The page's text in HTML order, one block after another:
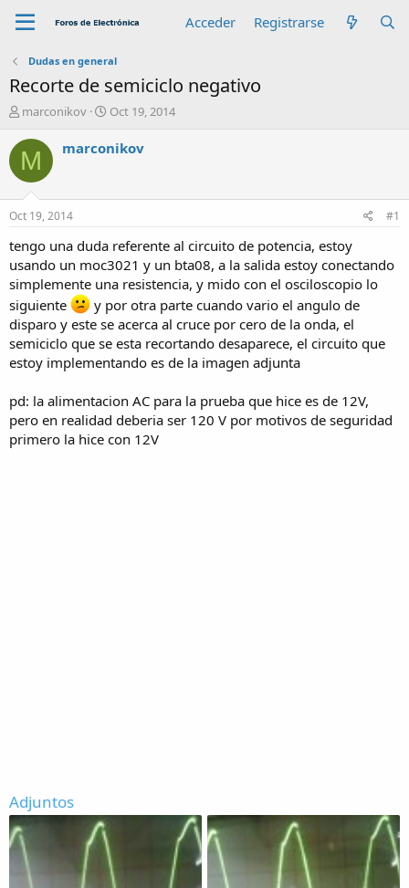
Acceder Registrarse
Dudas en general
Recorte de semiciclo negativo
A
t
o
r
marconikov
F
c
n
i
c
i
o
Oct 19, 2014
M marconikov
Oct 19, 2014 #1
tengo una duda referente al circuito de potencia, estoy
usando un moc3021 y un bta08, a la salida estoy conectando
simplemente una resistencia, y mido con el osciloscopio lo
siguiente
y por otra parte cuando vario el angulo de
disparo y este se acerca al cruce por cero de la onda, el
semiciclo que se esta recortando desaparece, el circuito que
estoy implementando es de la imagen adjunta
pd: la alimentacion AC para la prueba que hice es de 12V,
pero en realidad deberia ser 120 V por motivos de seguridad
primero la hice con 12V
Adjuntos